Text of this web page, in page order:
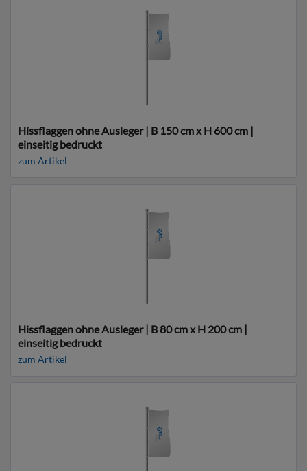
Hissflaggen ohne Ausleger | B 150 cm x H 600 cm |
einseitig bedruckt
zum Artikel
Hissflaggen ohne Ausleger | B 80 cm x H 200 cm |
einseitig bedruckt
zum Artikel